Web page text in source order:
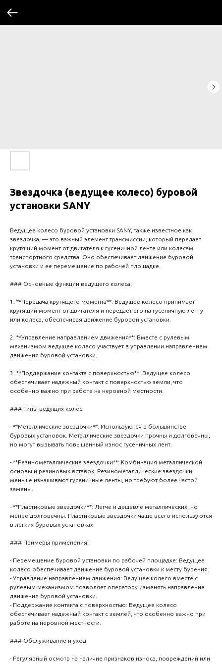
Звездочка (ведущее колесо) буровой
установки SANY
Ведущее колесо буровой установки SANY, также известное как
звездочка, — это важный элемент трансмиссии, который передает
крутящий момент от двигателя к гусеничной ленте или колесам
транспортного средства. Оно обеспечивает движение буровой
установки и ее перемещение по рабочей площадке.
### Основные функции ведущего колеса:
1. **Передача крутящего момента**: Ведущее колесо принимает
крутящий момент от двигателя и передает его на гусеничную ленту
или колеса, обеспечивая движение буровой установки.
2. **Управление направлением движения**: Вместе с рулевым
механизмом ведущее колесо участвует в управлении направлением
движения буровой установки.
3. **Поддержание контакта с поверхностью**: Ведущее колесо
обеспечивает надежный контакт с поверхностью земли, что
особенно важно при работе на неровной местности.
### Типы ведущих колес:
- **Металлические звездочки**: Используются в большинстве
буровых установок. Металлические звездочки прочны и долговечны,
но могут вызывать повышенный износ гусеничных лент.
- **Резинометаллические звездочки**: Комбинация металлической
основы и резиновых вставок. Резинометаллические звездочки
меньше изнашивают гусеничные ленты, но требуют более частой
замены.
- **Пластиковые звездочки**: Легче и дешевле металлических, но
менее долговечны. Пластиковые звездочки чаще всего используются
в легких буровых установках.
### Примеры применения:
- Перемещение буровой установки по рабочей площадке: Ведущее
колесо обеспечивает движение буровой установки к месту бурения.
- Управление направлением движения: Ведущее колесо вместе с
рулевым механизмом позволяет оператору изменять направление
движения буровой установки.
- Поддержание контакта с поверхностью: Ведущее колесо
обеспечивает надежный контакт с землей, что особенно важно при
работе на неровной местности.
### Обслуживание и уход:
- Регулярный осмотр на наличие признаков износа, повреждений или